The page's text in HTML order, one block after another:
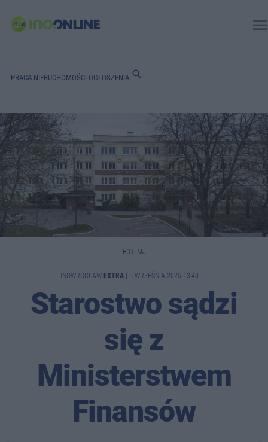
PRACA NIERUCHOMOŚCI OGŁOSZENIA search
FOT. MJ
INOWROCŁAW EXTRA 5 WRZEŚNIA 2025 13:40
Starostwo sądzi
się z
Ministerstwem
Finansów